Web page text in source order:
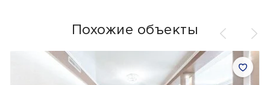
Похожие объекты